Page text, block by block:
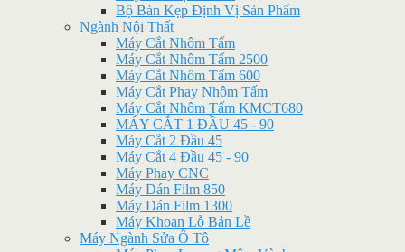
Bộ Bàn Kẹp Định Vị Sản Phẩm
Ngành Nội Thất
Máy Cắt Nhôm Tấm
Máy Cắt Nhôm Tấm 2500
Máy Cắt Nhôm Tấm 600
Máy Cắt Phay Nhôm Tấm
Máy Cắt Nhôm Tấm KMCT680
MÁY CẮT 1 ĐẦU 45 - 90
Máy Cắt 2 Đầu 45
Máy Cắt 4 Đầu 45 - 90
Máy Phay CNC
Máy Dán Film 850
Máy Dán Film 1300
Máy Khoan Lỗ Bản Lề
Máy Ngành Sửa Ô Tô